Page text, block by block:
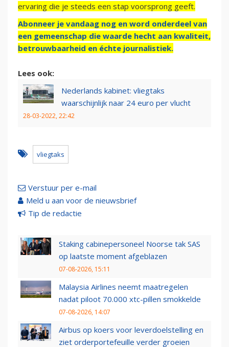
ervaring die je steeds een stap voorsprong geeft.
Abonneer je vandaag nog en word onderdeel van
een gemeenschap die waarde hecht aan kwaliteit,
betrouwbaarheid en échte journalistiek.
Lees ook:
Nederlands kabinet: vliegtaks
waarschijnlijk naar 24 euro per vlucht
28-03-2022, 22:42
vliegtaks
Verstuur per e-mail
Meld u aan voor de nieuwsbrief
Tip de redactie
Staking cabinepersoneel Noorse tak SAS
op laatste moment afgeblazen
07-08-2026, 15:11
Malaysia Airlines neemt maatregelen
nadat piloot 70.000 xtc-pillen smokkelde
07-08-2026, 14:07
Airbus op koers voor leverdoelstelling en
ziet orderportefeuille verder groeien